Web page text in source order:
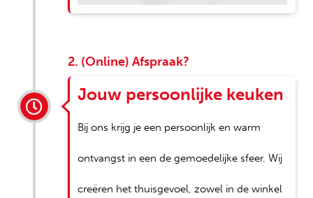
2. (Online) Afspraak?
Jouw persoonlijke keuken
Bij ons krijg je een persoonlijk en warm
ontvangst in een de gemoedelijke sfeer. Wij
creëren het thuisgevoel, zowel in de winkel